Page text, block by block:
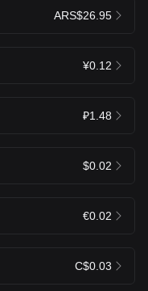
ARS$26.95
¥0.12
₽1.48
$0.02
€0.02
C$0.03